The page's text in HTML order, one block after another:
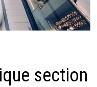
section